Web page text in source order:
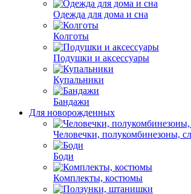
Одежда для дома и сна
Колготы
Подушки и аксессуары
Купальники
Бандажи
Для новорожденных
Человечки, полукомбинезоны,
Боди
Комплекты, костюмы